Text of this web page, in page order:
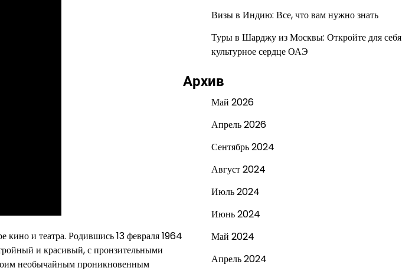
и театра. Родившись 13 февраля 1964
и красивый, с пронзительными
необычайным проникновенным
Визы в Индию: Все, что вам нужно знать
Туры в Шарджу из Москвы: Откройте для себя
культурное сердце ОАЭ
Архив
Май 2026
Апрель 2026
Сентябрь 2024
Август 2024
Июль 2024
Июнь 2024
Май 2024
Апрель 2024